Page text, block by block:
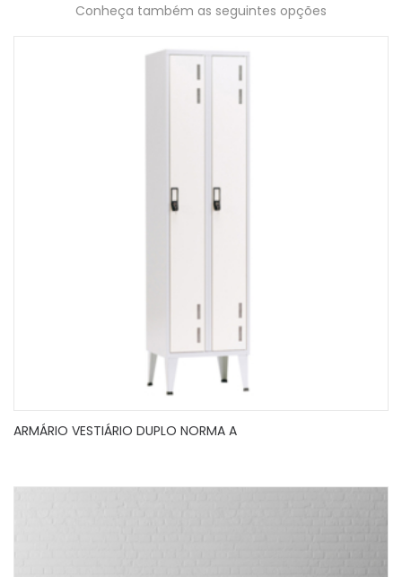
Conheça também as seguintes opções
ARMÁRIO VESTIÁRIO DUPLO NORMA A